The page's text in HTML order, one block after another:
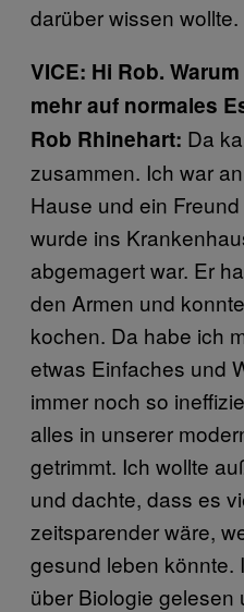
darüber wissen wollte.
VICE: Hi Rob.
mehr auf normales
Rob Rhinehart: Da
zusammen. Ich war
Hause und ein
wurde ins
abgemagert war. Er
den Armen und
kochen. Da habe ich
etwas Einfaches und
immer noch so
alles in unserer
getrimmt. Ich wollte
und dachte, dass es
zeitsparender wäre,
gesund leben könnte.
über Biologie gelesen